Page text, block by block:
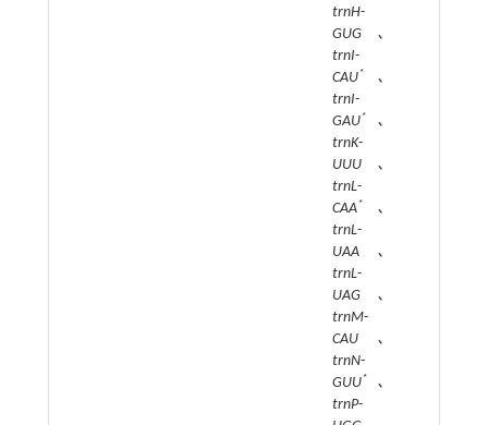
trnH-
GUG、
trnI-
CAU*
、
trnI-
GAU*
、
trnK-
UUU、
trnL-
CAA*
、
trnL-
UAA、
trnL-
UAG、
trnM-
CAU、
trnN-
GUU*
、
trnP-